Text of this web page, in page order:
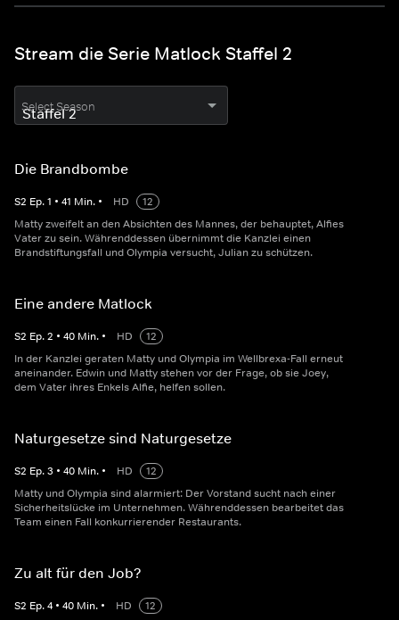
Stream die Serie Matlock Staffel 2
Select Season
Die Brandbombe
S2 Ep.1 • 41 Min. • HD
12
Matty zweifelt an den Absichten des Mannes, der behauptet, Alfies
Vater zu sein. Währenddessen übernimmt die Kanzlei einen
Brandstiftungsfall und Olympia versucht, Julian zu schützen.
Eine andere Matlock
S2 Ep.2 • 40 Min. • HD
12
In der Kanzlei geraten Matty und Olympia im Wellbrexa-Fall erneut
aneinander. Edwin und Matty stehen vor der Frage, ob sie Joey,
dem Vater ihres Enkels Alfie, helfen sollen.
Naturgesetze sind Naturgesetze
S2 Ep.3 • 40 Min. • HD
12
Matty und Olympia sind alarmiert: Der Vorstand sucht nach einer
Sicherheitslücke im Unternehmen. Währenddessen bearbeitet das
Team einen Fall konkurrierender Restaurants.
Zu alt für den Job?
S2 Ep.4 • 40 Min. • HD
12